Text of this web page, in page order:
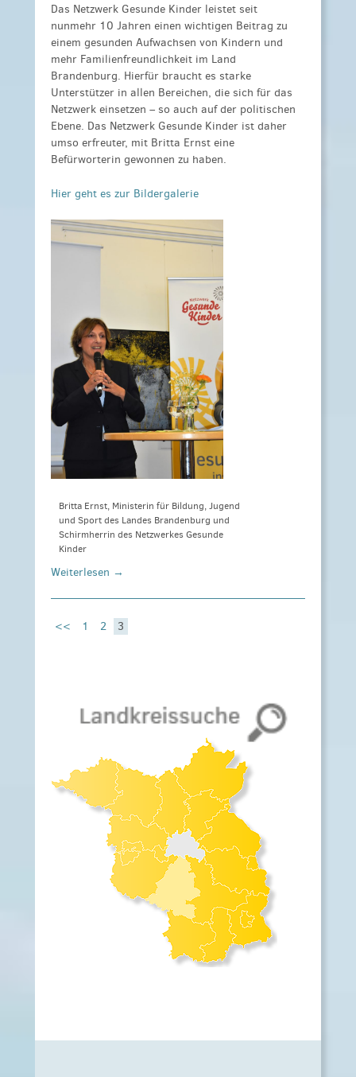
Das Netzwerk Gesunde Kinder leistet seit
nunmehr 10 Jahren einen wichtigen Beitrag zu
einem gesunden Aufwachsen von Kindern und
mehr Familienfreundlichkeit im Land
Brandenburg. Hierfür braucht es starke
Unterstützer in allen Bereichen, die sich für das
Netzwerk einsetzen – so auch auf der politischen
Ebene. Das Netzwerk Gesunde Kinder ist daher
umso erfreuter, mit Britta Ernst eine
Befürworterin gewonnen zu haben.
Hier geht es zur Bildergalerie
Britta Ernst, Ministerin für Bildung, Jugend
und Sport des Landes Brandenburg und
Schirmherrin des Netzwerkes Gesunde
Kinder
Weiterlesen →
<< 1 2 3